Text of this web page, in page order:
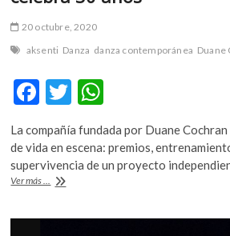
20 octubre, 2020
aksenti Danza danza contemporánea Duane
F
e
b
o
o
T
itt
er
at
s
p
La compañía fundada por Duane
de vida en escena: premios,
supervivencia de un proyecto
Ver más ...
«Andanzas
Aksenti